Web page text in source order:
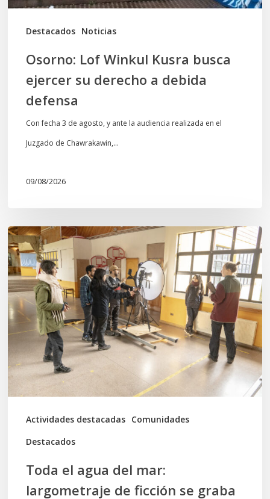
Destacados Noticias
a
debida
Osorno: Lof Winkul Kusra busca
ejercer su derecho a debida
defensa
Con fecha 3 de agosto, y ante la audiencia realizada en el
Juzgado de Chawrakawin,…
09/08/2026
Actividades destacadas Comunidades
Destacados
Toda
el
agua
del
mar:
largometraje
de
ficción
se
graba
Toda el agua del mar:
largometraje de ficción se graba